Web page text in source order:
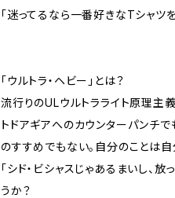
「迷ってるなら一番好きなTシャツを
「ウルトラ・ヘビー」とは？
流行りのULウルトラライト原理主
トドアギアへのカウンターパンチ
のすすめでもない。自分のことは自
「シド・ビシャスじゃあるまいし、放
うか？